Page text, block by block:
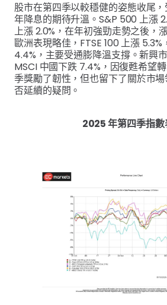
股市在第四季以較穩健的姿態收尾
年降息的期待升溫。S&P 500 上漲
上漲 2.0%，在年初強勁走勢之後，
歐洲表現略佳，FTSE 100 上漲
4.4%，主要受通膨降溫支撐。新興
MSCI 中國下跌 7.4%，因復甦希望
季獎勵了韌性，但也留下了關於市
否延續的疑問。
2025 年第四季指數